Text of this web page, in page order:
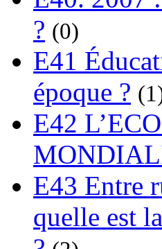
? (0)
E41
époque ?
E42
E43 Entre
quelle est